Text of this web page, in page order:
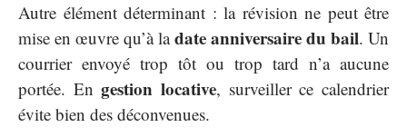
Autre élément déterminant : la révision ne peut être
mise en œuvre qu’à ladate anniversaire du bail. Un
courrier envoyé trop tôt ou trop tard n’a aucune
portée. Engestion locative, surveiller ce calendrier
évite bien des déconvenues.